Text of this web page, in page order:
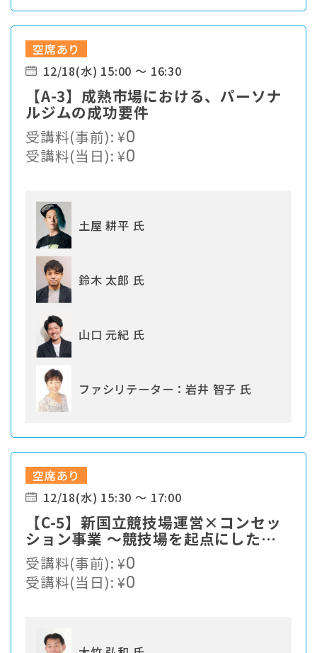
空席あり
12/18(水) 15:00 ～ 16:30
【A-3】成熟市場における、パーソナ
ルジムの成功要件
受講料(事前):¥0
受講料(当日):¥0
土屋 耕平 氏
鈴木 太郎 氏
山口 元紀 氏
ファシリテーター：岩井 智子 氏
空席あり
12/18(水) 15:30 ～ 17:00
【C-5】新国立競技場運営×コンセッ
ション事業 ～競技場を起点にした
「Social Well-being」の実現に向
けて～
受講料(事前):¥0
受講料(当日):¥0